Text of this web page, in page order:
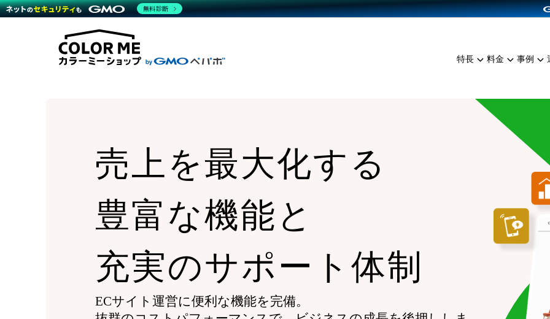
特長 料金 事例
商材一覧を見る
機能一覧を見る
WordPress導入
顧客ロイヤリティを向上
モバイルアプリ
複数店舗との連携
雑貨販売
料金
プラン・料金一覧を見る
料金シミュレーション
事例
運営サポート
サポート一覧を見る
コミュニティイベント
YouTubeチャンネル
売上を最大化する
豊富な機能と
充実のサポート体制
ECサイト運営に便利な機能を完備。
無料診断